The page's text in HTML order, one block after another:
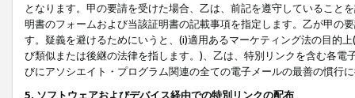
となります。甲の要請を受けた場合、乙は、前記を遵守していること
明書のフォームおよび当該証明書の記載事項を指定します。乙が甲の
す。疑義を避けるためにいうと、(i)適用あるマーケティング法の目的
び類似または後継の法律を指します。)、乙は、特別リンクを含む各
びにアソシエイト・プログラム関連の全ての電子メールの最善の慣行
5. ソフトウェアおよびデバイス経由での特別リンクの配布